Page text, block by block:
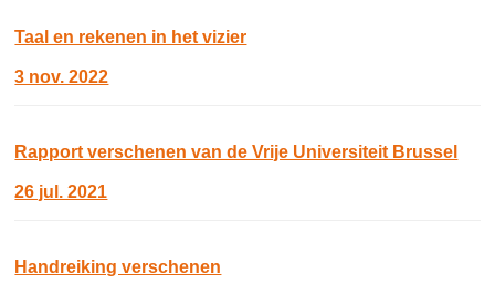
Taal en rekenen in het vizier
3 nov. 2022
Rapport verschenen van de Vrije Universiteit Brussel
26 jul. 2021
Handreiking verschenen